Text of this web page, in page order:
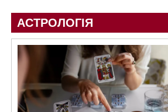
АСТРОЛОГІЯ